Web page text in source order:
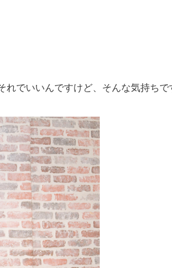
れでいいんですけど、そんな気持ちで